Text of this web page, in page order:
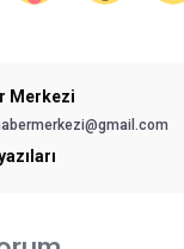
Merkezi